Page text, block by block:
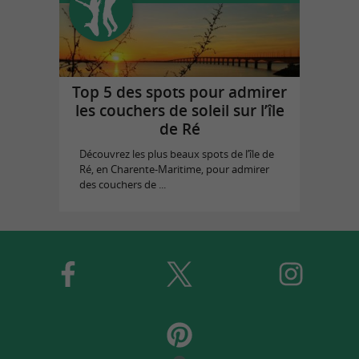
Top 5 des spots pour admirer
les couchers de soleil sur l’île
de Ré
Découvrez les plus beaux spots de l’île de
Ré, en Charente-Maritime, pour admirer
des couchers de ...